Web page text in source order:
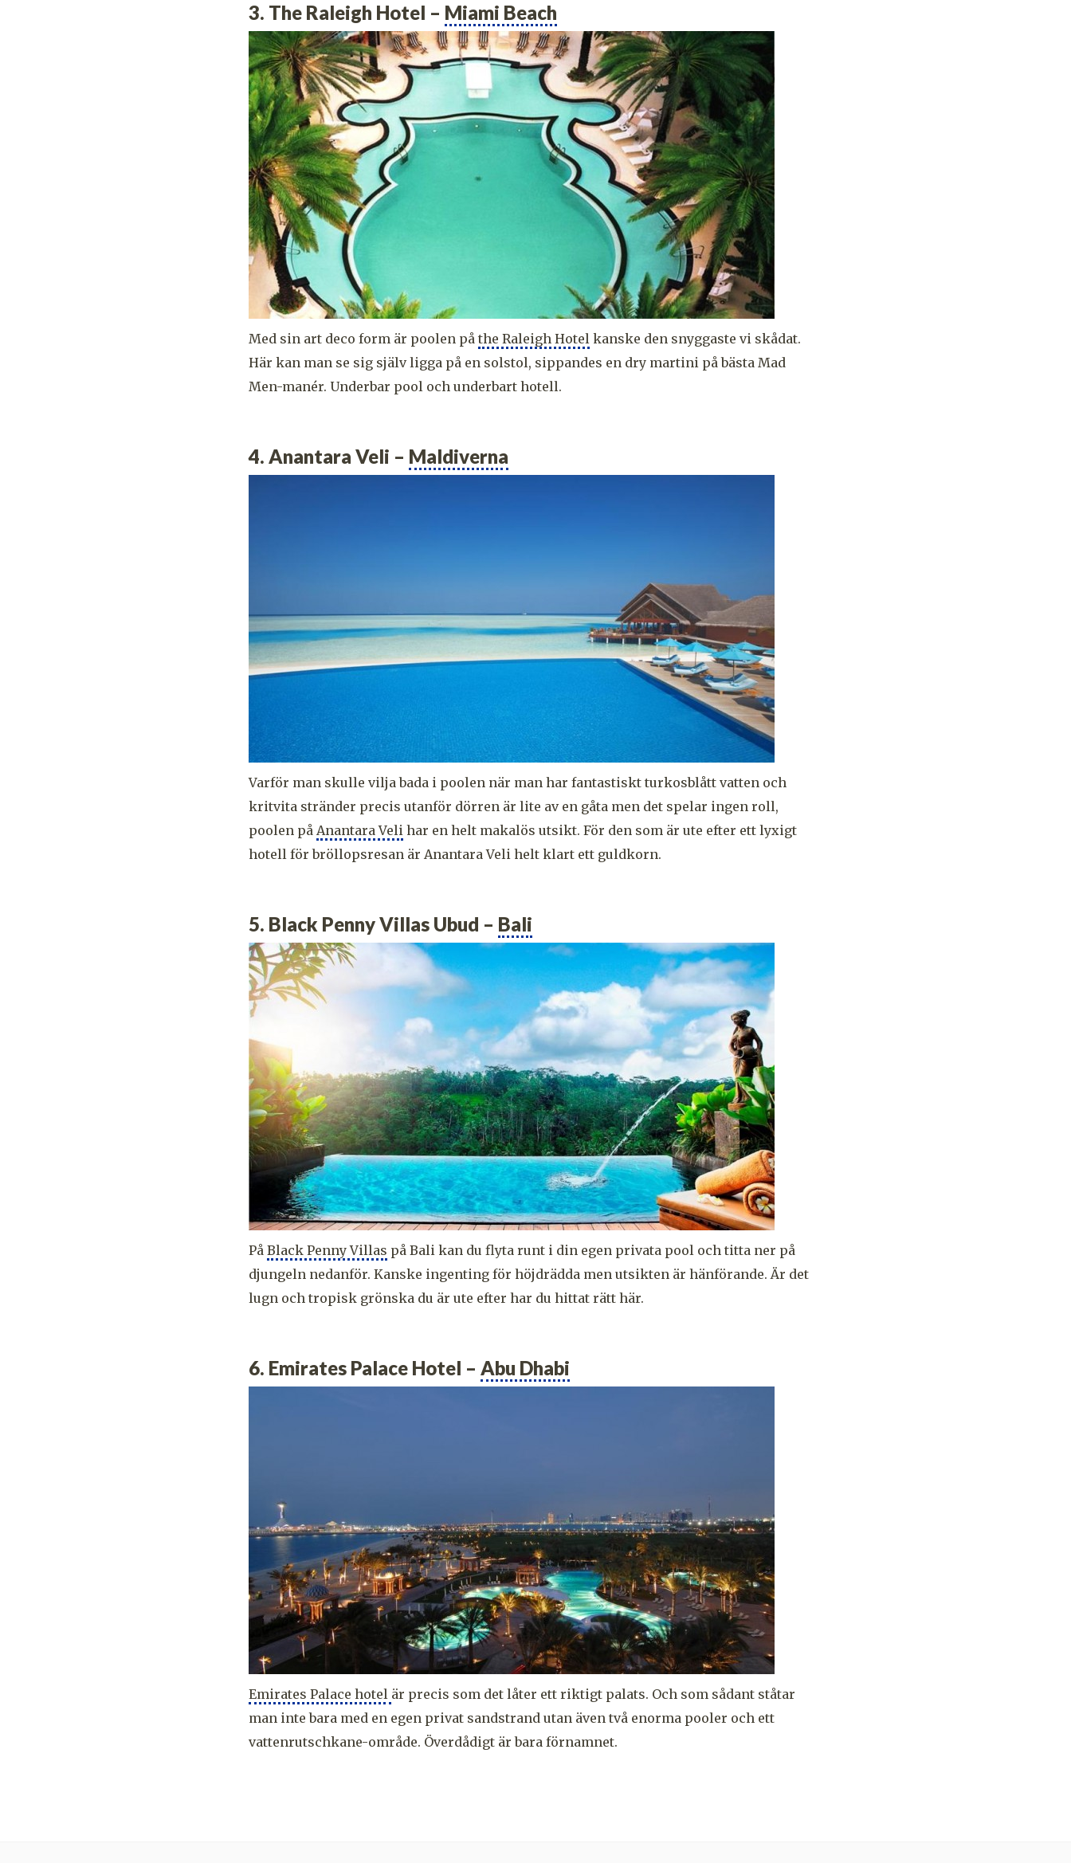
3. The Raleigh Hotel – Miami Beach
Med sin art deco form är poolen på the Raleigh Hotel kanske den snyggaste vi skådat.
Här kan man se sig själv ligga på en solstol, sippandes en dry martini på bästa Mad
Men-manér. Underbar pool och underbart hotell.
4. Anantara Veli – Maldiverna
Varför man skulle vilja bada i poolen när man har fantastiskt turkosblått vatten och
kritvita stränder precis utanför dörren är lite av en gåta men det spelar ingen roll,
poolen på Anantara Veli har en helt makalös utsikt. För den som är ute efter ett lyxigt
hotell för bröllopsresan är Anantara Veli helt klart ett guldkorn.
5. Black Penny Villas Ubud – Bali
På Black Penny Villas på Bali kan du flyta runt i din egen privata pool och titta ner på
djungeln nedanför. Kanske ingenting för höjdrädda men utsikten är hänförande. Är det
lugn och tropisk grönska du är ute efter har du hittat rätt här.
6. Emirates Palace Hotel – Abu Dhabi
Emirates Palace hotel är precis som det låter ett riktigt palats. Och som sådant ståtar
man inte bara med en egen privat sandstrand utan även två enorma pooler och ett
vattenrutschkane-område. Överdådigt är bara förnamnet.